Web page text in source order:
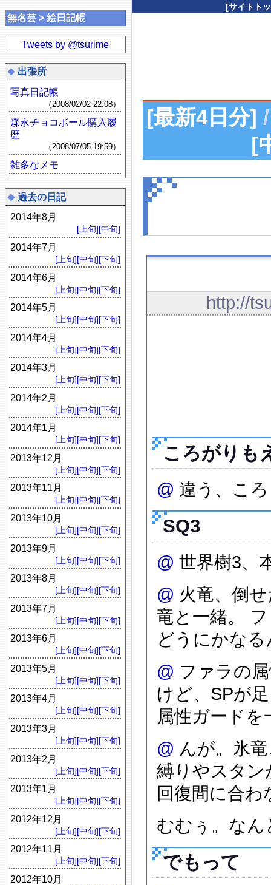
[サイトト
[最新4日分]
[
http://
ころがりも
@ 違う、こ
SQ3
@ 世界樹3、
@ 火竜、倒
竜と一緒。
どうにかな
@ ファラの
けど、SPが
属性ガード
@ んが。氷
縛りやスタン
回復間に合
むむぅ。な
でもって
無名芸 > 絵日記帳
Tweets by @tsurime
出張所
写真日記帳
（2008/02/02 22:08）
森永チョコボール購入履
歴
（2008/07/05 19:59）
雑多なメモ
過去の日記
2014年8月
[上旬][中旬]
2014年7月
[上旬][中旬][下旬]
2014年6月
[上旬][中旬][下旬]
2014年5月
[上旬][中旬][下旬]
2014年4月
[上旬][中旬][下旬]
2014年3月
[上旬][中旬][下旬]
2014年2月
[上旬][中旬][下旬]
2014年1月
[上旬][中旬][下旬]
2013年12月
[上旬][中旬][下旬]
2013年11月
[上旬][中旬][下旬]
2013年10月
[上旬][中旬][下旬]
2013年9月
[上旬][中旬][下旬]
2013年8月
[上旬][中旬][下旬]
2013年7月
[上旬][中旬][下旬]
2013年6月
[上旬][中旬][下旬]
2013年5月
[上旬][中旬][下旬]
2013年4月
[上旬][中旬][下旬]
2013年3月
[上旬][中旬][下旬]
2013年2月
[上旬][中旬][下旬]
2013年1月
[上旬][中旬][下旬]
2012年12月
[上旬][中旬][下旬]
2012年11月
[上旬][中旬][下旬]
2012年10月